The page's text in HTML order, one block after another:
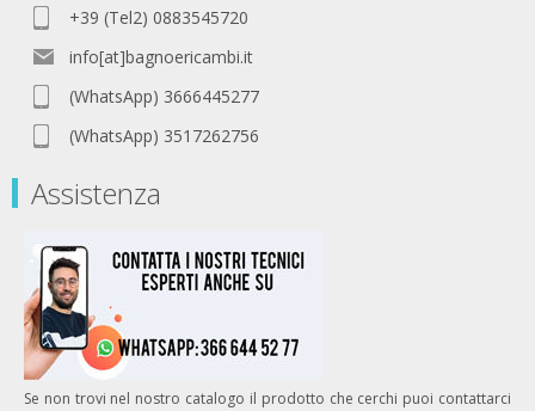
+39 (Tel2) 0883545720
info[at]bagnoericambi.it
(WhatsApp) 3666445277
(WhatsApp) 3517262756
Assistenza
Se non trovi nel nostro catalogo il prodotto che cerchi puoi contattarci